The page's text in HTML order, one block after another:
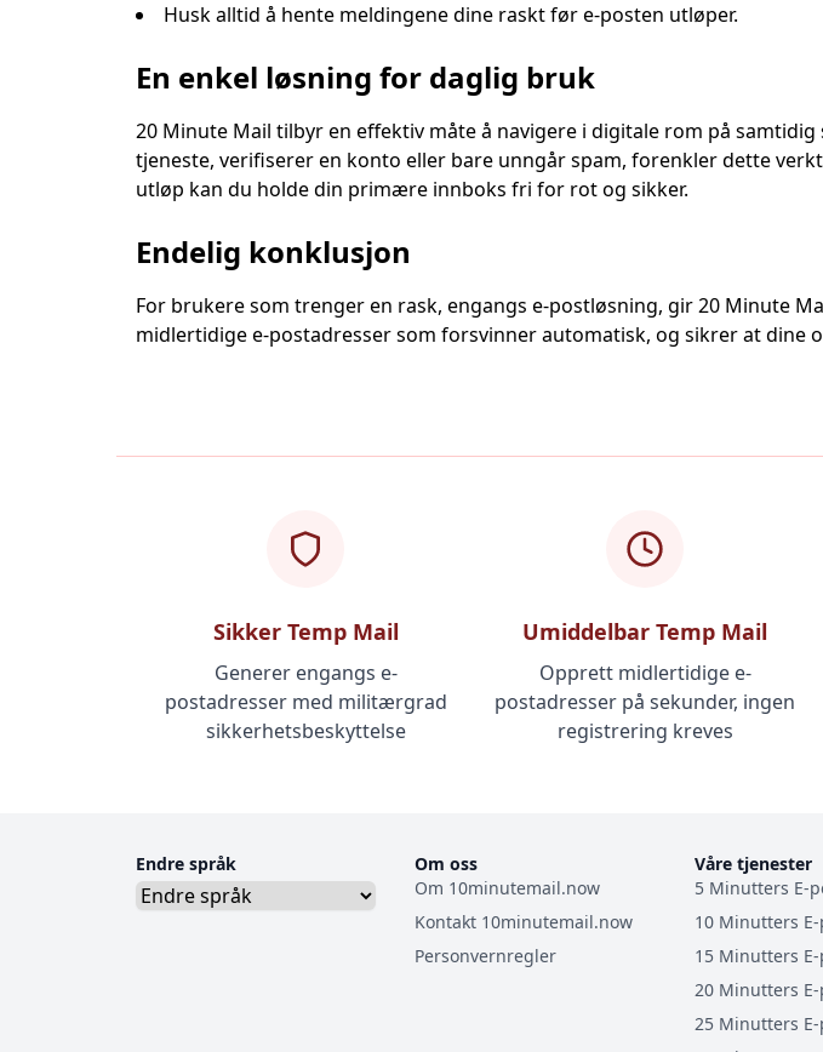
Husk alltid å hente meldingene dine raskt før e-posten utløper.
En enkel løsning for daglig bruk
20 Minute Mail tilbyr en effektiv måte å navigere i digitale rom på
tjeneste, verifiserer en konto eller bare unngår spam, forenkler dette
utløp kan du holde din primære innboks fri for rot og sikker.
Endelig konklusjon
For brukere som trenger en rask, engangs e-postløsning, gir 20 Minute
midlertidige e-postadresser som forsvinner automatisk, og sikrer at
Sikker Temp Mail
Generer engangs e-
postadresser med militærgrad
sikkerhetsbeskyttelse
Umiddelbar Temp Mail
Opprett midlertidige e-
postadresser på sekunder, ingen
registrering kreves
Endre språk
Om oss
Om 10minutemail.now
Kontakt 10minutemail.now
Personvernregler
Våre tjenester
5 Minutters E-
10 Minutters
15 Minutters
20 Minutters
25 Minutters